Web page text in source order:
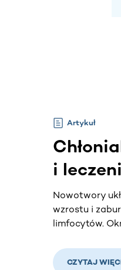
Artykuł
i
Nowotwory
wzrostu i
limfocytów.
CZYTAJ